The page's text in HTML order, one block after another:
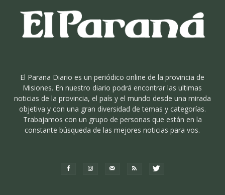
El Parana Diario es un periódico online de la provincia de
Misiones. En nuestro diario podrá encontrar las ultimas
noticias de la provincia, el país y el mundo desde una mirada
objetiva y con una gran diversidad de temas y categorías.
Trabajamos con un grupo de personas que están en la
constante búsqueda de las mejores noticias para vos.